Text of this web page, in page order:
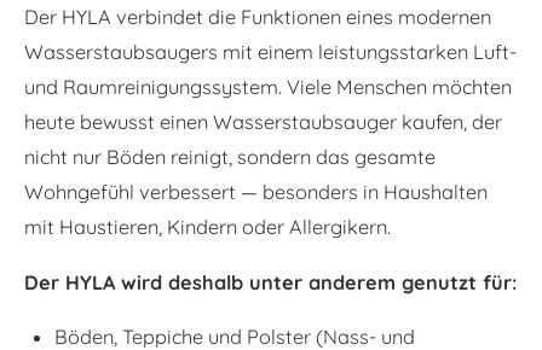
Der HYLA verbindet die Funktionen eines modernen
Wasserstaubsaugers mit einem leistungsstarken Luft-
und Raumreinigungssystem. Viele Menschen möchten
heute bewusst einen Wasserstaubsauger kaufen, der
nicht nur Böden reinigt, sondern das gesamte
Wohngefühl verbessert — besonders in Haushalten
mit Haustieren, Kindern oder Allergikern.
Der HYLA wird deshalb unter anderem genutzt für:
Böden, Teppiche und Polster (Nass- und